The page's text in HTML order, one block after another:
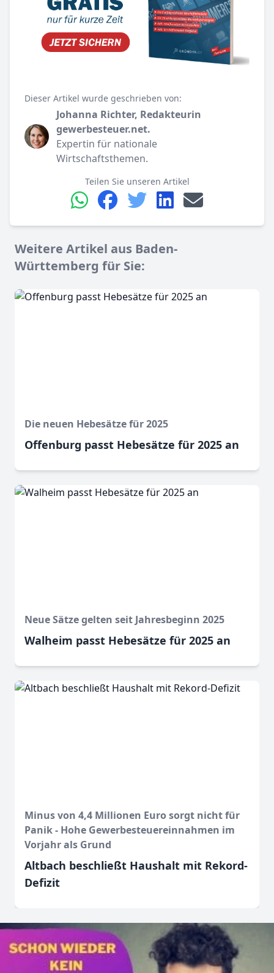
Dieser Artikel wurde geschrieben von:
Johanna Richter, Redakteurin
gewerbesteuer.net.
Expertin für nationale
Wirtschaftsthemen.
Teilen Sie unseren Artikel
Weitere Artikel aus Baden-
Württemberg für Sie:
Die neuen Hebesätze für 2025
Offenburg passt Hebesätze für 2025 an
Neue Sätze gelten seit Jahresbeginn 2025
Walheim passt Hebesätze für 2025 an
Minus von 4,4 Millionen Euro sorgt nicht für
Panik - Hohe Gewerbesteuereinnahmen im
Vorjahr als Grund
Altbach beschließt Haushalt mit Rekord-
Defizit